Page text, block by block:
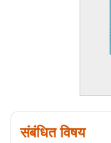
संबंधित विषय